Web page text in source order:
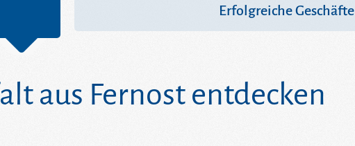
Erfolgreiche Geschäfte
aus Fernost entdecken